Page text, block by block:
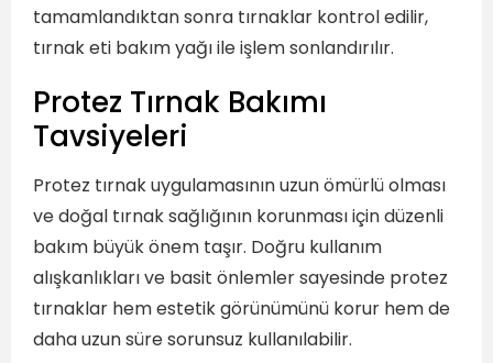
tamamlandıktan sonra tırnaklar kontrol edilir,
tırnak eti bakım yağı ile işlem sonlandırılır.
Protez Tırnak Bakımı
Tavsiyeleri
Protez tırnak uygulamasının uzun ömürlü olması
ve doğal tırnak sağlığının korunması için düzenli
bakım büyük önem taşır. Doğru kullanım
alışkanlıkları ve basit önlemler sayesinde protez
tırnaklar hem estetik görünümünü korur hem de
daha uzun süre sorunsuz kullanılabilir.